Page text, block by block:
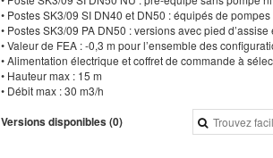
• Postes SK3/09 SI DN40 et DN50 : équipés de
• Postes SK3/09 PA DN50 : versions avec pied
• Valeur de FEA : -0,3 m pour l’ensemble des
• Alimentation électrique et coffret de commande à
• Hauteur max : 15 m
• Débit max : 30 m3/h
Versions disponibles (0)